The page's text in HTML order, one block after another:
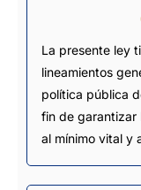
La presente ley
lineamientos
política pública
fin de garantizar
al mínimo vital y